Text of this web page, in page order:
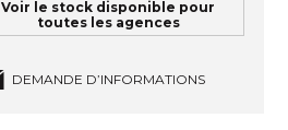
Voir le stock disponible pour
toutes les agences
DEMANDE D’INFORMATIONS